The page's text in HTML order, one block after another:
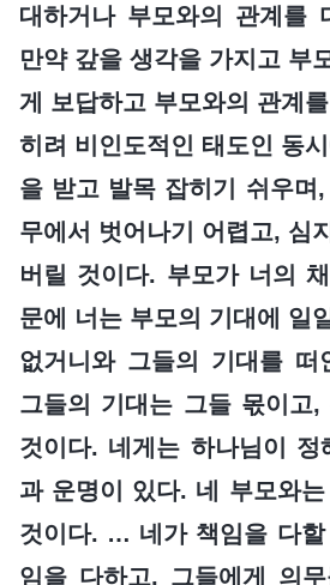
대하거나 부모와의 관계를
만약 갚을 생각을 가지고 부
게 보답하고 부모와의 관계
히려 비인도적인 태도인 동
을 받고 발목 잡히기 쉬우며
무에서 벗어나기 어렵고, 심
버릴 것이다. 부모가 너의
문에 너는 부모의 기대에 일
없거니와 그들의 기대를 떠
그들의 기대는 그들 몫이고
것이다. 네게는 하나님이
과 운명이 있다. 네 부모와
것이다. … 네가 책임을 다할
임을 다하고, 그들에게 의